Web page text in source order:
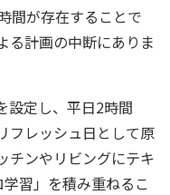
間が存在することで
る計画の中断にありま
設定し、平日2時間
フレッシュ日として原
チンやリビングにテキ
習」を積み重ねるこ